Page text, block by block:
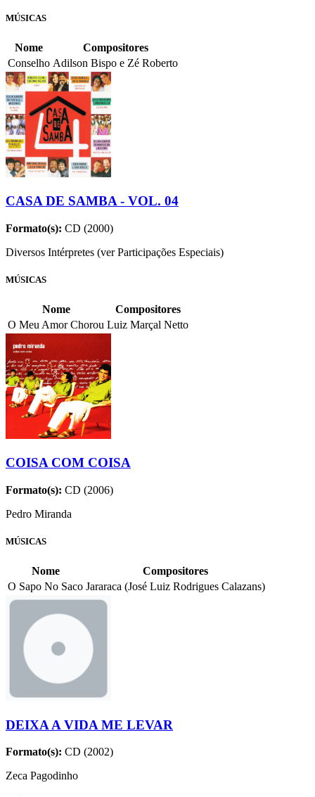
MÚSICAS
Nome
Compositores
Conselho Adilson Bispo e Zé Roberto
CASA DE SAMBA - VOL. 04
Formato(s): CD (2000)
Diversos Intérpretes (ver Participações Especiais)
MÚSICAS
Nome
Compositores
O Meu Amor Chorou Luiz Marçal Netto
COISA COM COISA
Formato(s): CD (2006)
Pedro Miranda
MÚSICAS
Nome
Compositores
O Sapo No Saco Jararaca (José Luiz Rodrigues Calazans)
DEIXA A VIDA ME LEVAR
Formato(s): CD (2002)
Zeca Pagodinho